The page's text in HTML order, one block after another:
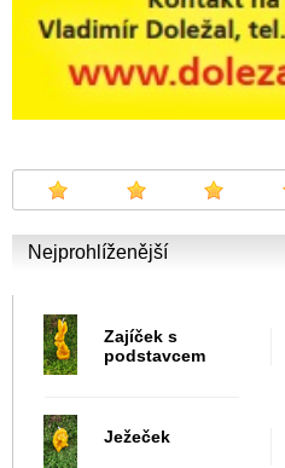
Nejprohlíženější
Zajíček s
podstavcem
Ježeček